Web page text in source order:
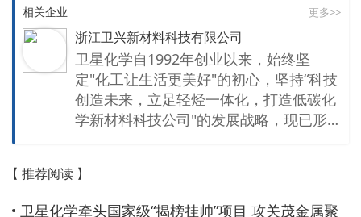
相关企业 更多>>
浙江卫兴新材料科技有限公司
卫星化学自1992年创业以来，始终坚
定"化工让生活更美好"的初心，坚持“科技
创造未来，立足轻烃一体化，打造低碳化
学新材料科技公司"的发展战略，现已形
品、氢能利用、二氧化碳综合利用等方面
持续研发与创新，产品广泛应用于航空航
【 推荐阅读 】
卫星化学牵头国家级“揭榜挂帅”项目 攻关茂金属聚